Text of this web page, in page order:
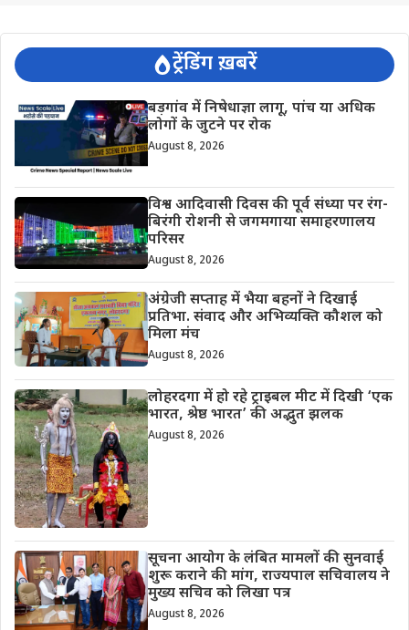
ट्रेंडिंग ख़बरें
बड़गांव में निषेधाज्ञा लागू, पांच या अधिक
लोगों के जुटने पर रोक
August 8, 2026
विश्व आदिवासी दिवस की पूर्व संध्या पर रंग-
बिरंगी रोशनी से जगमगाया समाहरणालय
परिसर
August 8, 2026
अंग्रेजी सप्ताह में भैया बहनों ने दिखाई
प्रतिभा. संवाद और अभिव्यक्ति कौशल को
मिला मंच
August 8, 2026
लोहरदगा में हो रहे ट्राइबल मीट में दिखी ‘एक
भारत, श्रेष्ठ भारत’ की अद्भुत झलक
August 8, 2026
सूचना आयोग के लंबित मामलों की सुनवाई
शुरू कराने की मांग, राज्यपाल सचिवालय ने
मुख्य सचिव को लिखा पत्र
August 8, 2026